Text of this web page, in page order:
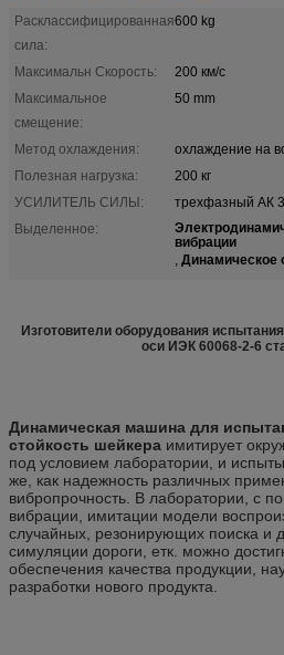
Расклассифицированная
сила:
600 kg
Максимальн Скорость:
200 км/с
Максимальное
смещение:
50 mm
Метод охлаждения:
охлаждение на
Полезная нагрузка:
200 кг
УСИЛИТЕЛЬ СИЛЫ:
трехфазный АК
Выделенное:
вибрации
, Динамическое
Изготовители оборудования
оси ИЭК 60068-2-6
Динамическая машина для
стойкость шейкера имитирует
под условием лаборатории, и
же, как надежность различных
вибропрочность. В лаборатории, с
вибрации, имитации модели
случайных, резонирующих поиска и
симуляции дороги, етк. можно
обеспечения качества продукции,
разработки нового продукта.